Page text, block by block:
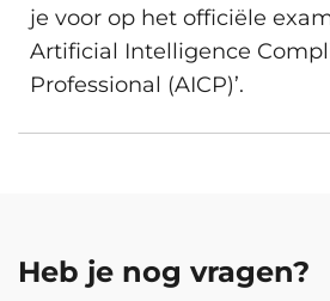
je voor op het officiële
Artificial Intelligence
Professional (AICP)’.
Heb je nog vragen?